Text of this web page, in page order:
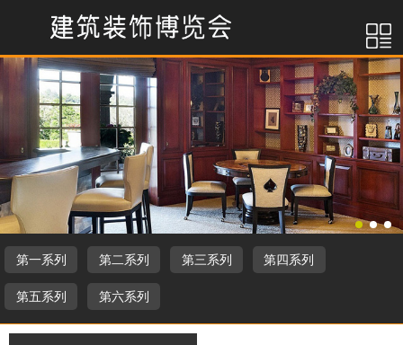
第一系列 第二系列 第三系列 第四系列
第五系列 第六系列